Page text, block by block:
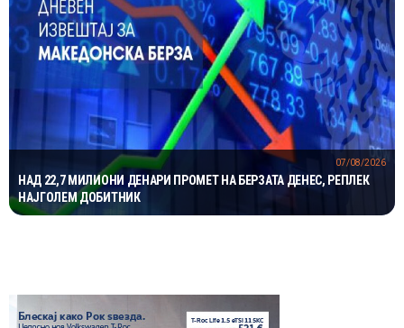
НАД 22,7 МИЛИОНИ ДЕНАРИ ПРОМЕТ НА БЕРЗАТА ДЕНЕС, РЕПЛЕК
НАЈГОЛЕМ ДОБИТНИК
07/08/2026